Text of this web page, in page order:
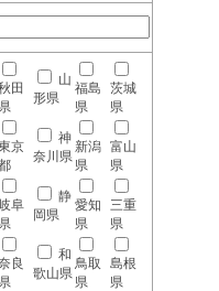
田
県
山
形県
福島
県
茨城
県
京
神
奈川県
新潟
県
富山
県
阜
県
静
岡県
愛知
県
三重
県
良
県
和
歌山県
鳥取
県
島根
県